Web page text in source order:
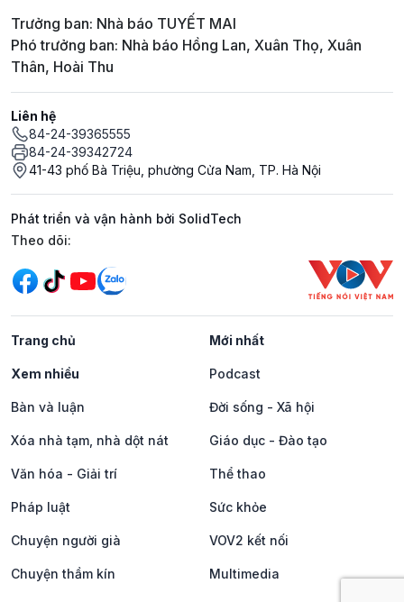
Trưởng ban: Nhà báo TUYẾT MAI
Phó trưởng ban: Nhà báo Hồng Lan, Xuân Thọ, Xuân
Thân, Hoài Thu
Liên hệ
84-24-39365555
84-24-39342724
41-43 phố Bà Triệu, phường Cửa Nam, TP. Hà Nội
Phát triển và vận hành bởi SolidTech
Mạng xã hội
Theo dõi:
Trang chủ Mới nhất
Xem nhiều Podcast
Bàn và luận Đời sống - Xã hội
Xóa nhà tạm, nhà dột nát Giáo dục - Đào tạo
Văn hóa - Giải trí Thể thao
Pháp luật Sức khỏe
Chuyện người già VOV2 kết nối
Chuyện thầm kín Multimedia